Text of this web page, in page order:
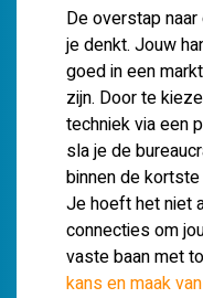
De overstap
je denkt. Jouw
goed in een
zijn. Door te
techniekvia een
sla je de
binnen de
Je hoeft het niet
connecties om
vaste baan met
kans en maak